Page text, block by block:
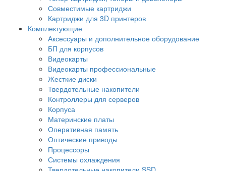
Совместимые картриджи
Картриджи для 3D принтеров
Комплектующие
Аксессуары и дополнительное оборудование
БП для корпусов
Видеокарты
Видеокарты профессиональные
Жесткие диски
Твердотельные накопители
Контроллеры для серверов
Корпуса
Материнские платы
Оперативная память
Оптические приводы
Процессоры
Системы охлаждения